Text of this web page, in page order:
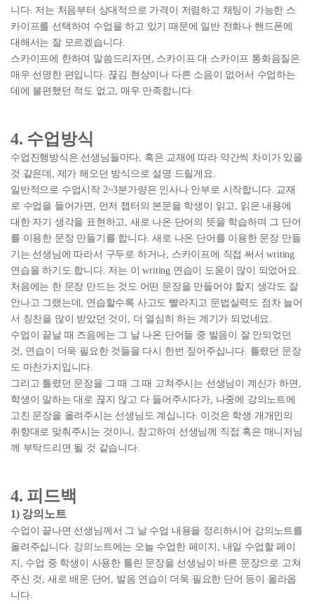
니다. 저는 처음부터 상대적으로 가격이 저렴하고 채팅이 가능한 스
카이프를 선택하여 수업을 하고 있기 때문에 일반 전화나 핸드폰에
대해서는 잘 모르겠습니다.
스카이프에 한하여 말씀드리자면, 스카이프 대 스카이프 통화음질은
매우 선명한 편입니다. 끊김 현상이나 다른 소음이 없어서 수업하는
데에 불편했던 적도 없고, 매우 만족합니다.
4. 수업방식
수업진행방식은 선생님들마다, 혹은 교재에 따라 약간씩 차이가 있을
것 같은데, 제가 해오던 방식으로 설명 드릴게요.
일반적으로 수업시작 2~3분가량은 인사나 안부로 시작합니다. 교재
로 수업을 들어가면, 먼저 챕터의 본문을 학생이 읽고, 읽은 내용에
대한 자기 생각을 표현하고, 새로 나온 단어의 뜻을 학습하며 그 단어
를 이용한 문장 만들기를 합니다. 새로 나온 단어를 이용한 문장 만들
기는 선생님에 따라서 구두로 하거나, 스카이프에 직접 써서 writing
연습을 하기도 합니다. 저는 이 writing 연습이 도움이 많이 되었어요.
처음에는 한 문장 만드는 것도 어떤 문장을 만들어야 할지 생각도 잘
안나고 그랬는데, 연습할수록 사고도 빨라지고 문법실력도 점차 늘어
서 칭찬을 많이 받았던 것이, 더 열심히 하는 계기가 되었네요.
수업이 끝날 때 즈음에는 그 날 나온 단어들 중 발음이 잘 안되었던
것, 연습이 더욱 필요한 것들을 다시 한번 짚어주십니다. 틀렸던 문장
도 마찬가지입니다.
그리고 틀렸던 문장을 그 때 그 때 고쳐주시는 선생님이 계신가 하면,
학생이 말하는 대로 끊지 않고 다 들어주시다가, 나중에 강의노트에
고친 문장을 올려주시는 선생님도 계십니다. 이것은 학생 개개인의
취향대로 맞춰주시는 것이니, 참고하여 선생님께 직접 혹은 매니저님
께 부탁드리면 될 것 같습니다.
4. 피드백
1) 강의노트
수업이 끝나면 선생님께서 그 날 수업 내용을 정리하시어 강의노트를
올려주십니다. 강의노트에는 오늘 수업한 페이지, 내일 수업할 페이
지, 수업 중 학생이 사용한 틀린 문장을 선생님이 바른 문장으로 고쳐
주신 것, 새로 배운 단어, 발음 연습이 더욱 필요한 단어 등이 올라옵
니다.